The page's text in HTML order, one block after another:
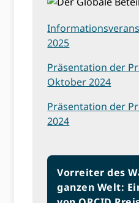
2025
Präsentation der
Oktober 2024
Präsentation der
2024
Vorreiter des
ganzen Welt: